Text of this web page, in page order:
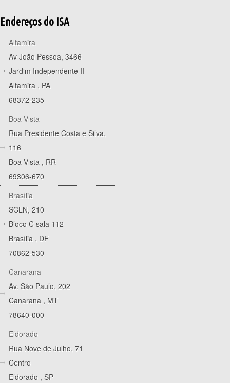
Endereços do ISA
Altamira
Av João Pessoa, 3466
Jardim Independente II
Altamira , PA
68372-235
Boa Vista
Rua Presidente Costa e Silva,
116
Boa Vista , RR
69306-670
Brasília
SCLN, 210
Bloco C sala 112
Brasília , DF
70862-530
Canarana
Av. São Paulo, 202
Canarana , MT
78640-000
Eldorado
Rua Nove de Julho, 71
Centro
Eldorado , SP